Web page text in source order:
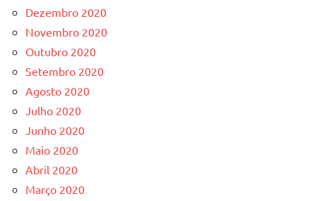
Dezembro 2020
Novembro 2020
Outubro 2020
Setembro 2020
Agosto 2020
Julho 2020
Junho 2020
Maio 2020
Abril 2020
Março 2020